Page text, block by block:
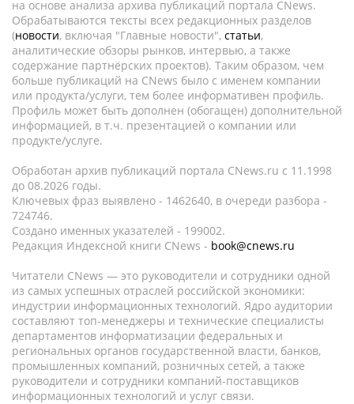
на основе анализа архива публикаций портала CNews.
Обрабатываются тексты всех редакционных разделов
(новости, включая "Главные новости", статьи,
аналитические обзоры рынков, интервью, а также
содержание партнёрских проектов). Таким образом, чем
больше публикаций на CNews было с именем компании
или продукта/услуги, тем более информативен профиль.
Профиль может быть дополнен (обогащен) дополнительной
информацией, в т.ч. презентацией о компании или
продукте/услуге.
Обработан архив публикаций портала CNews.ru c 11.1998
до 08.2026 годы.
Ключевых фраз выявлено - 1462640, в очереди разбора -
724746.
Создано именных указателей - 199002.
Редакция Индексной книги CNews - book@cnews.ru
Читатели CNews — это руководители и сотрудники одной
из самых успешных отраслей российской экономики:
индустрии информационных технологий. Ядро аудитории
составляют топ-менеджеры и технические специалисты
департаментов информатизации федеральных и
региональных органов государственной власти, банков,
промышленных компаний, розничных сетей, а также
руководители и сотрудники компаний-поставщиков
информационных технологий и услуг связи.